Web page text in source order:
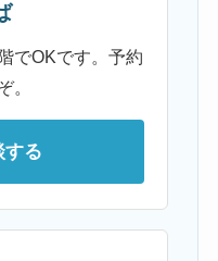
でOKです。予約
。
する